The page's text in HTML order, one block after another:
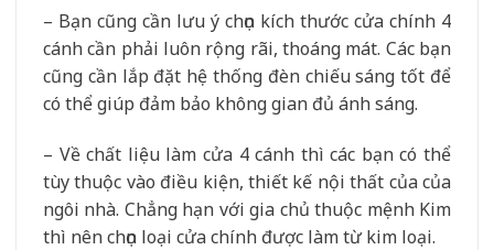
– Bạn cũng cần lưu ý chọn kích thước cửa chính 4
cánh cần phải luôn rộng rãi, thoáng mát. Các bạn
cũng cần lắp đặt hệ thống đèn chiếu sáng tốt để
có thể giúp đảm bảo không gian đủ ánh sáng.
– Về chất liệu làm cửa 4 cánh thì các bạn có thể
tùy thuộc vào điều kiện, thiết kế nội thất của của
ngôi nhà. Chẳng hạn với gia chủ thuộc mệnh Kim
thì nên chọn loại cửa chính được làm từ kim loại.